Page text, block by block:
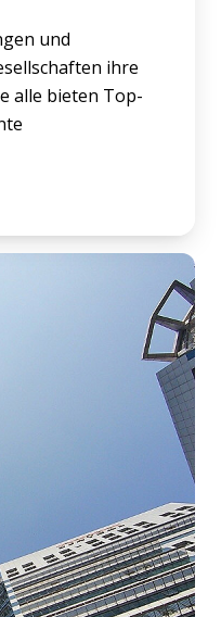
und
ihre
alle bieten Top-